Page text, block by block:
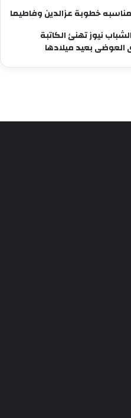
خطوبة عزالدين وفاطيما
نيوز تهنئ الكاتبة
العوضى بعيد ميلادها